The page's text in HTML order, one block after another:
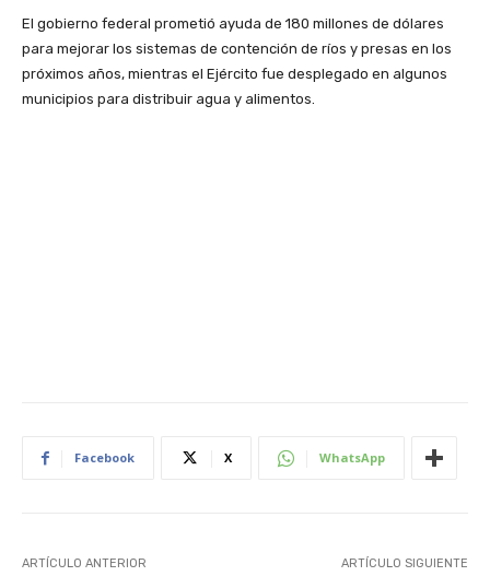
El gobierno federal prometió ayuda de 180 millones de dólares
para mejorar los sistemas de contención de ríos y presas en los
próximos años, mientras el Ejército fue desplegado en algunos
municipios para distribuir agua y alimentos.
Facebook X WhatsApp
ARTÍCULO ANTERIOR ARTÍCULO SIGUIENTE